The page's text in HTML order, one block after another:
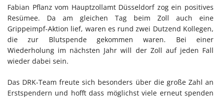
Fabian Pflanz vom Hauptzollamt Düsseldorf zog ein positives
Resümee. Da am gleichen Tag beim Zoll auch eine
Grippeimpf-Aktion lief, waren es rund zwei Dutzend Kollegen,
die zur Blutspende gekommen waren. Bei einer
Wiederholung im nächsten Jahr will der Zoll auf jeden Fall
wieder dabei sein.
Das DRK-Team freute sich besonders über die große Zahl an
Erstspendern und hofft dass möglichst viele erneut spenden